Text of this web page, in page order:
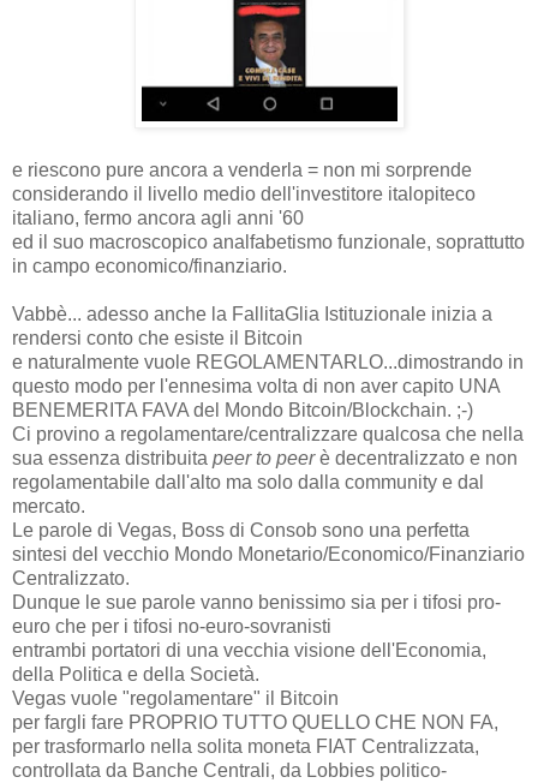
e riescono pure ancora a venderla = non mi sorprende
considerando il livello medio dell'investitore italopiteco
italiano, fermo ancora agli anni '60
ed il suo macroscopico analfabetismo funzionale, soprattutto
in campo economico/finanziario.
Vabbè... adesso anche la FallitaGlia Istituzionale inizia a
rendersi conto che esiste il Bitcoin
e naturalmente vuole REGOLAMENTARLO...dimostrando in
questo modo per l'ennesima volta di non aver capito UNA
BENEMERITA FAVA del Mondo Bitcoin/Blockchain. ;-)
Ci provino a regolamentare/centralizzare qualcosa che nella
sua essenza distribuita peer to peerè decentralizzato e non
regolamentabile dall'alto ma solo dalla community e dal
mercato.
Le parole di Vegas, Boss di Consob sono una perfetta
sintesi del vecchio Mondo Monetario/Economico/Finanziario
Centralizzato.
Dunque le sue parole vanno benissimo sia per i tifosi pro-
euro che per i tifosi no-euro-sovranisti
entrambi portatori di una vecchia visione dell'Economia,
della Politica e della Società.
Vegas vuole "regolamentare" il Bitcoin
per fargli fare PROPRIO TUTTO QUELLO CHE NON FA,
per trasformarlo nella solita moneta FIAT Centralizzata,
controllata da Banche Centrali, da Lobbies politico-